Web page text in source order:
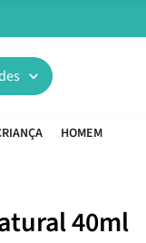
HOMEM
40ml